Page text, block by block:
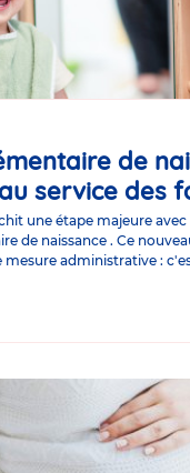
de
service des
une étape majeure
de naissance . Ce
mesure administrative :